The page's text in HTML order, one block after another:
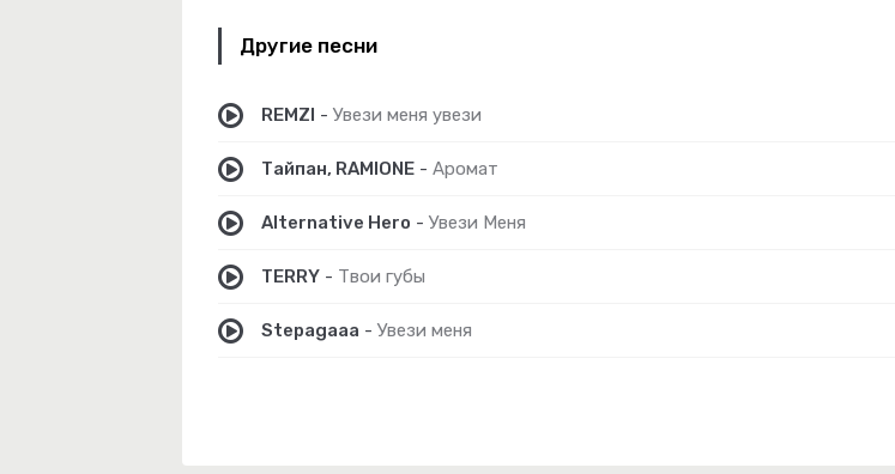
Другие песни
REMZI - Увези меня увези
Тайпан, RAMIONE - Аромат
Alternative Hero - Увези Меня
TERRY - Твои губы
Stepagaaa - Увези меня
Голубые Глазки
Герой Не Твоего Романа